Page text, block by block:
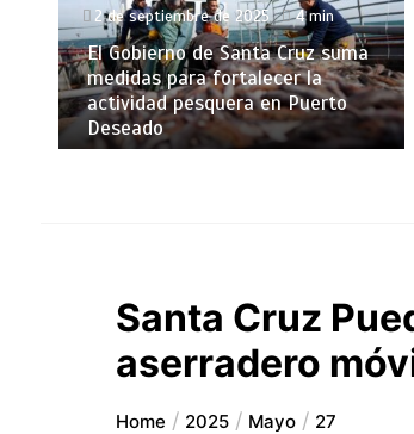
2 de septiembre de 2025 4 min
El Gobierno de Santa Cruz suma
medidas para fortalecer la
actividad pesquera en Puerto
Deseado
Santa Cruz
aserradero
Home 2025 Mayo 27